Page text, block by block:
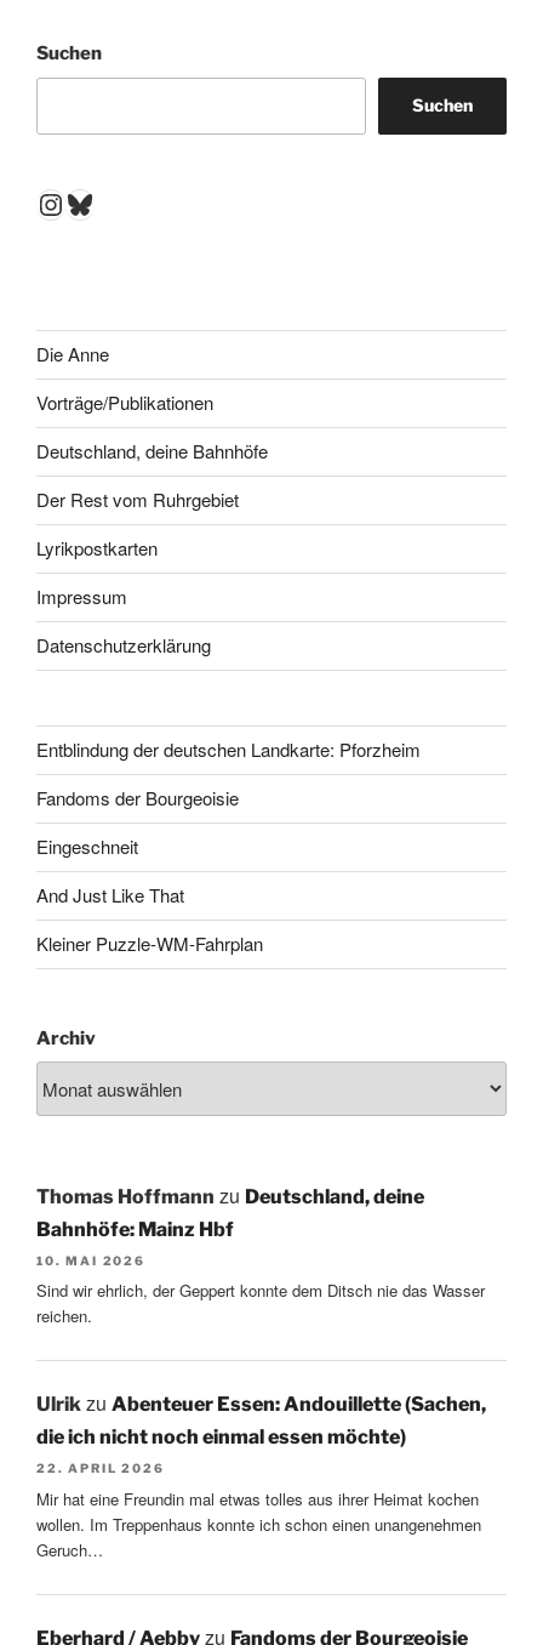
Suchen
Suchen
Instagram
Bluesky
Die Anne
Vorträge/Publikationen
Deutschland, deine Bahnhöfe
Der Rest vom Ruhrgebiet
Lyrikpostkarten
Impressum
Datenschutzerklärung
Entblindung der deutschen Landkarte: Pforzheim
Fandoms der Bourgeoisie
Eingeschneit
And Just Like That
Kleiner Puzzle-WM-Fahrplan
Archiv
Thomas Hoffmann zu Deutschland, deine
Bahnhöfe: Mainz Hbf
10. MAI 2026
Sind wir ehrlich, der Geppert konnte dem Ditsch nie das Wasser
reichen.
Ulrik zu Abenteuer Essen: Andouillette (Sachen,
die ich nicht noch einmal essen möchte)
22. APRIL 2026
Mir hat eine Freundin mal etwas tolles aus ihrer Heimat kochen
wollen. Im Treppenhaus konnte ich schon einen unangenehmen
Geruch…
Eberhard / Aebby zu Fandoms der Bourgeoisie